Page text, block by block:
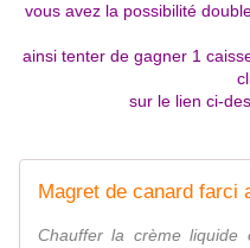
vous avez la possibilité
ainsi tenter de gagner 1
sur le lien ci-
Chauffer la crème